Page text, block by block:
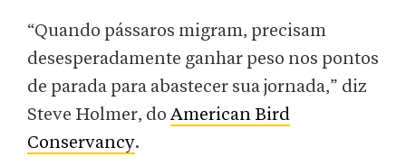
“Quando pássaros migram, precisam
desesperadamente ganhar peso nos pontos
de parada para abastecer sua jornada,” diz
Steve Holmer, do American Bird
Conservancy.